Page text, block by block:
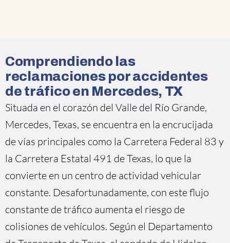
Comprendiendo las
reclamaciones por accidentes
de tráfico en Mercedes, TX
Situada en el corazón del Valle del Río Grande,
Mercedes, Texas, se encuentra en la encrucijada
de vías principales como la Carretera Federal 83 y
la Carretera Estatal 491 de Texas, lo que la
convierte en un centro de actividad vehicular
constante. Desafortunadamente, con este flujo
constante de tráfico aumenta el riesgo de
colisiones de vehículos. Según el Departamento